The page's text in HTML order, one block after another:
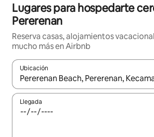
Lugares para hospedarte
Pererenan
Reserva casas, alojamientos
mucho más en Airbnb
Ubicación
Cuando los resultados estén
Llegada